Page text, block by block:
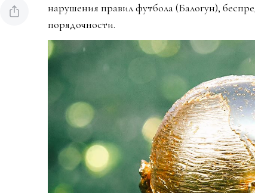
нарушения правил футбола (Балогун),
порядочности.